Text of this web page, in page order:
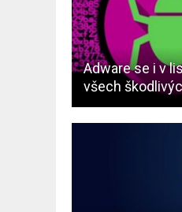
Adware se i v
všech